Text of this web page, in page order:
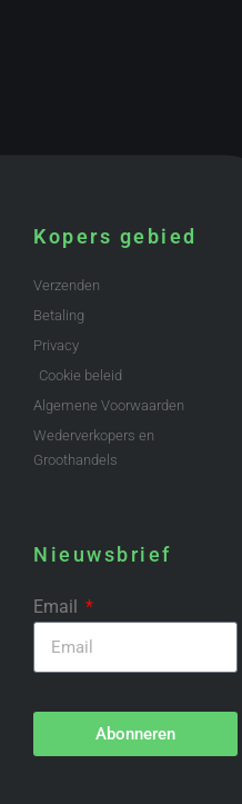
Kopers gebied
Verzenden
Betaling
Privacy
Cookie beleid
Algemene Voorwaarden
Wederverkopers en
Groothandels
Nieuwsbrief
Email
Abonneren